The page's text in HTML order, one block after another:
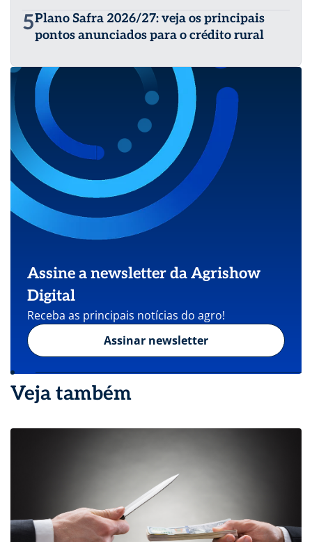
5Plano Safra 2026/27: veja os principais
pontos anunciados para o crédito rural
Assine a newsletter da Agrishow
Digital
Receba as principais notícias do agro!
Assinar newsletter
Veja também